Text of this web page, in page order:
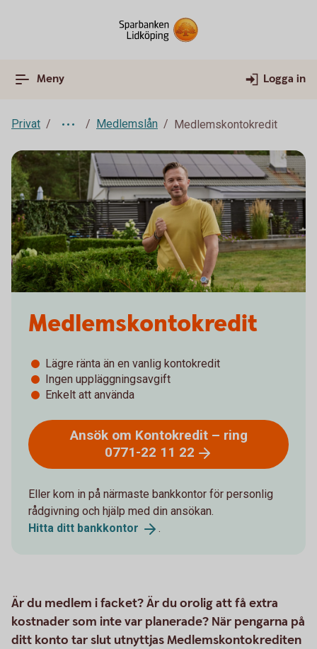
Meny Logga in
Privat Medlemslån Medlemskontokredit
Medlemskontokredit
Lägre ränta än en vanlig kontokredit
Ingen uppläggningsavgift
Enkelt att använda
Ansök om Kontokredit – ring
0771-22 11 22
Eller kom in på närmaste bankkontor för personlig
rådgivning och hjälp med din ansökan.
Hitta ditt bankkontor .
Är du medlem i facket? Är du orolig att få extra
kostnader som inte var planerade? När pengarna på
ditt konto tar slut utnyttjas Medlemskontokrediten